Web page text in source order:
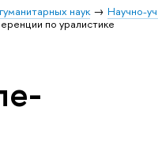
наук
Научно-
по уралистике